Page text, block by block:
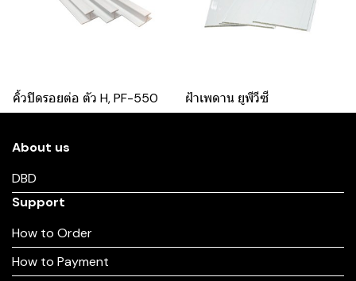
คิ้วปิดรอยต่อ ตัว H, PF-550 ฝ้าเพดาน ยูพีวีซี
About us
DBD
Support
How to Order
How to Payment